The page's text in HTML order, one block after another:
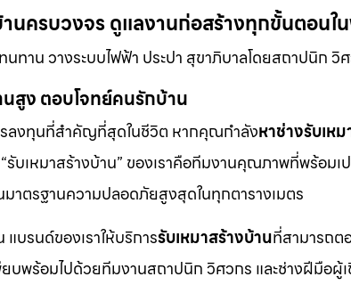
านครบวงจร ดูแลงานก่อสร้างทุกขั้นตอน
ทาน วางระบบไฟฟ้า ประปา สุขาภิบาลโดยสถาปนิก
สูง ตอบโจทย์คนรักบ้าน
ลงทุนที่สำคัญที่สุดในชีวิต หากคุณกำลังหาช่างรับเหม
รับเหมาสร้างบ้าน” ของเราคือทีมงานคุณภาพที่พร้อม
มาตรฐานความปลอดภัยสูงสุดในทุกตารางเมตร
บรนด์ของเราให้บริการรับเหมาสร้างบ้านที่สามารถต
บพร้อมไปด้วยทีมงานสถาปนิก วิศวกร และช่างฝีมือผู้